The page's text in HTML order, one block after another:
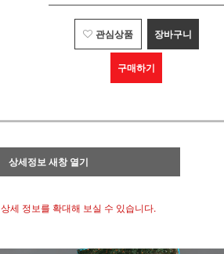
관심상품 장바구니
구매하기
상세정보 새창 열기
상세 정보를 확대해 보실 수 있습니다.